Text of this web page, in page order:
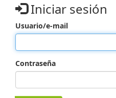
Iniciar sesión
Usuario/e-mail
Contraseña